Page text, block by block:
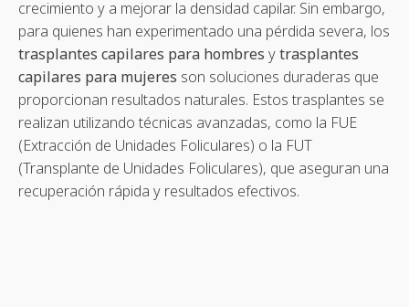
crecimiento y a mejorar la densidad capilar. Sin embargo,
para quienes han experimentado una pérdida severa, los
trasplantes capilares para hombres ytrasplantes
capilares para mujeres son soluciones duraderas que
proporcionan resultados naturales. Estos trasplantes se
realizan utilizando técnicas avanzadas, como la FUE
(Extracción de Unidades Foliculares) o la FUT
(Transplante de Unidades Foliculares), que aseguran una
recuperación rápida y resultados efectivos.